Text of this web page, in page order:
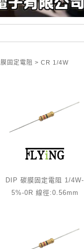
固定電阻 > CR 1/4W
DIP 碳膜固定電阻 1/4W-
5%-0R 線徑:0.56mm